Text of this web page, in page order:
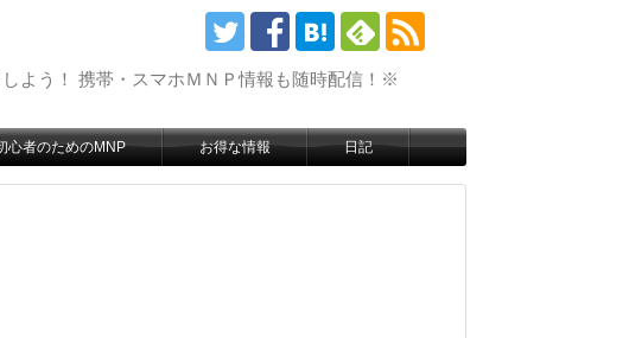
よう！ 携帯・スマホＭＮＰ情報も随時配信！※
心者のためのMNP お得な情報 日記